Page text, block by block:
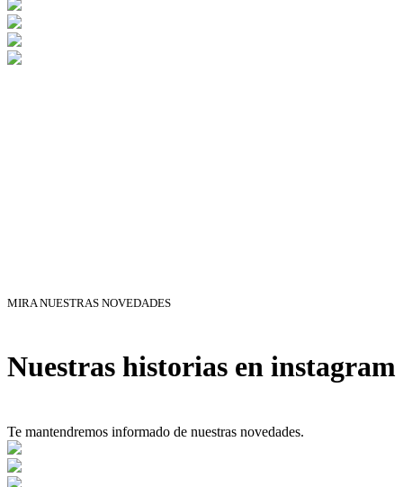
MIRA NUESTRAS NOVEDADES
Nuestras historias en instagram
Te mantendremos informado de nuestras novedades.